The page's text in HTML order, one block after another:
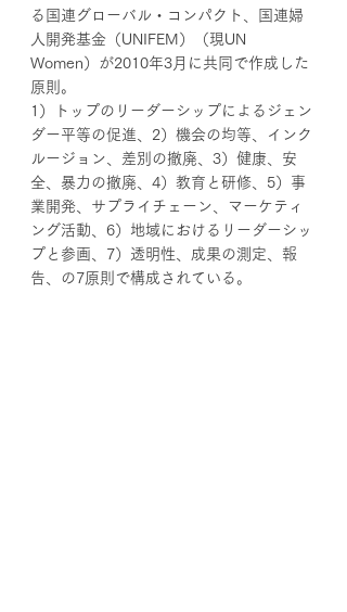
る国連グローバル・コンパクト、国連婦
人開発基金（UNIFEM）（現UN
Women）が2010年3月に共同で作成した
原則。
1）トップのリーダーシップによるジェン
ダー平等の促進、2）機会の均等、インク
ルージョン、差別の撤廃、3）健康、安
全、暴力の撤廃、4）教育と研修、5）事
業開発、サプライチェーン、マーケティ
ング活動、6）地域におけるリーダーシッ
プと参画、7）透明性、成果の測定、報
告、の7原則で構成されている。